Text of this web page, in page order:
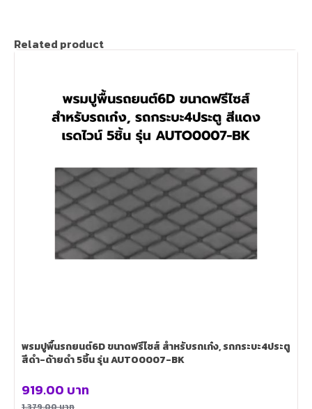
Related product
พรมปูพื้นรถยนต์6D ขนาดฟรีไซส์ สำหรับรถเก๋ง, รถกระบะ4ประตู
สีดำ-ด้ายดำ 5ชิ้น รุ่น AUTO0007-BK
919.00 บาท